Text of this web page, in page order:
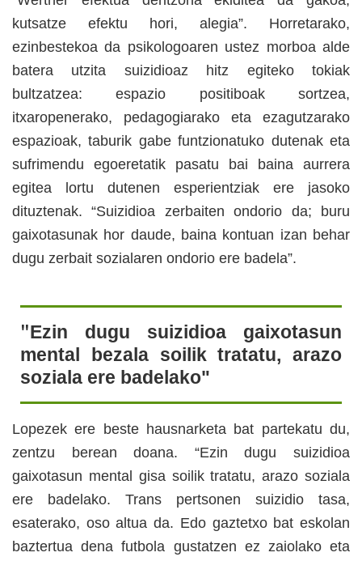
kutsatze efektu hori, alegia”. Horretarako,
ezinbestekoa da psikologoaren ustez morboa alde
batera utzita suizidioaz hitz egiteko tokiak
bultzatzea: espazio positiboak sortzea,
itxaropenerako, pedagogiarako eta ezagutzarako
espazioak, taburik gabe funtzionatuko dutenak eta
sufrimendu egoeretatik pasatu bai baina aurrera
egitea lortu dutenen esperientziak ere jasoko
dituztenak. “Suizidioa zerbaiten ondorio da; buru
gaixotasunak hor daude, baina kontuan izan behar
dugu zerbait sozialaren ondorio ere badela”.
"Ezin dugu suizidioa gaixotasun
mental bezala soilik tratatu, arazo
soziala ere badelako"
Lopezek ere beste hausnarketa bat partekatu du,
zentzu berean doana. “Ezin dugu suizidioa
gaixotasun mental gisa soilik tratatu, arazo soziala
ere badelako. Trans pertsonen suizidio tasa,
esaterako, oso altua da. Edo gaztetxo bat eskolan
baztertua dena futbola gustatzen ez zaiolako eta